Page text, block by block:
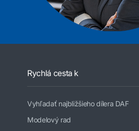
Rychlá cesta k
Vyhľadať najbližšieho dílera DAF
Modelový rad